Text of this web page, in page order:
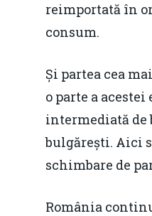
reimportată în
consum.
Și partea cea
o parte a
intermediată de
bulgărești. Aici
schimbare de
România